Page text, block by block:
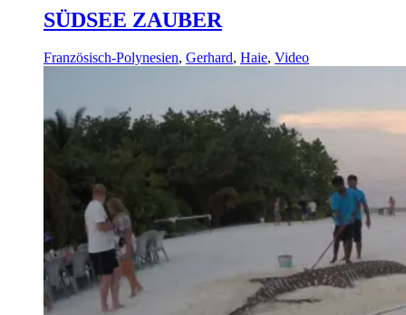
SÜDSEE ZAUBER
Französisch-Polynesien, Gerhard, Haie, Video